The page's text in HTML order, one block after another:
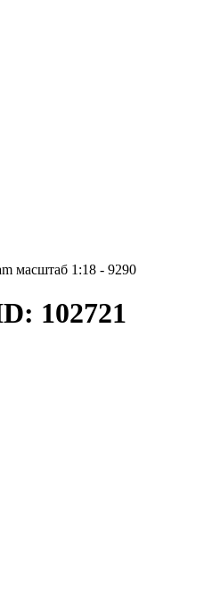
масштаб 1:18 - 9290
102721